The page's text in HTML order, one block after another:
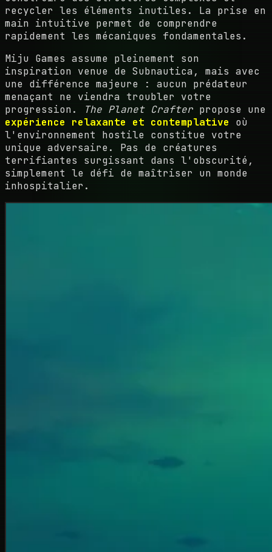
recycler les éléments inutiles. La prise en
main intuitive permet de comprendre
rapidement les mécaniques fondamentales.
Miju Games assume pleinement son
inspiration venue de Subnautica, mais avec
une différence majeure : aucun prédateur
menaçant ne viendra troubler votre
progression.
The Planet Crafter propose une
expérience relaxante et contemplative où
l'environnement hostile constitue votre
unique adversaire. Pas de créatures
terrifiantes surgissant dans l'obscurité,
simplement le défi de maîtriser un monde
inhospitalier.